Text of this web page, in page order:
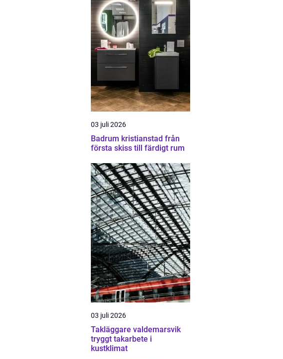
03 juli 2026
Badrum kristianstad från
första skiss till färdigt rum
03 juli 2026
Takläggare valdemarsvik
tryggt takarbete i
kustklimat